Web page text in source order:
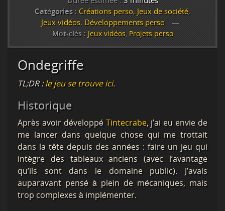
Catégories : Créations perso, Jeux de société,
Jeux vidéos, Développements perso
Mot-clés : Jeux vidéos, Projets perso
Ondegriffe
TL;DR :le jeu se trouve ici.
Historique
Après avoir développé Tintecrabe, j’ai eu envie de
me lancer dans quelque chose qui me trottait
dans la tête depuis des années : faire un jeu qui
intègre des tableaux anciens (avec l’avantage
qu’ils sont dans le domaine public). J’avais
auparavant pensé à plein de mécaniques, mais
trop complexes à implémenter.